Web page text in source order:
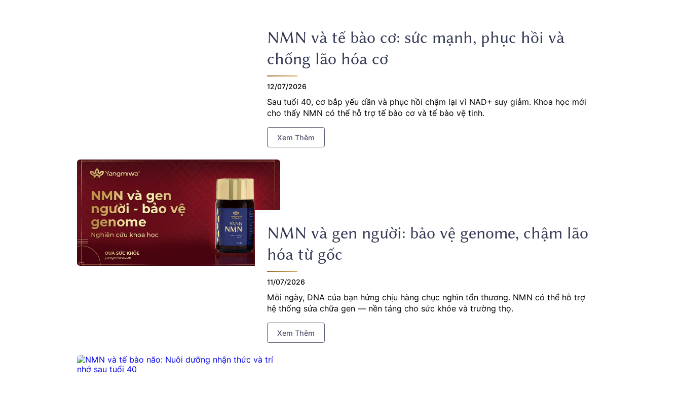
NMN và tế bào cơ: sức mạnh, phục hồi và
chống lão hóa cơ
12/07/2026
Sau tuổi 40, cơ bắp yếu dần và phục hồi chậm lại vì NAD+ suy giảm. Khoa học mới
cho thấy NMN có thể hỗ trợ tế bào cơ và tế bào vệ tinh.
Xem Thêm
NMN và gen người: bảo vệ genome, chậm lão
hóa từ gốc
11/07/2026
Mỗi ngày, DNA của bạn hứng chịu hàng chục nghìn tổn thương. NMN có thể hỗ trợ
hệ thống sửa chữa gen — nền tảng cho sức khỏe và trường thọ.
Xem Thêm